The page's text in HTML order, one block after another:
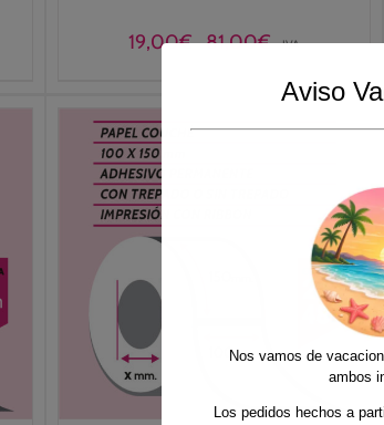
19,00€-81,00€ Rango
precios:
desde
+ IVA
Aviso
Nos vamos de
ambos
Los pedidos hechos a